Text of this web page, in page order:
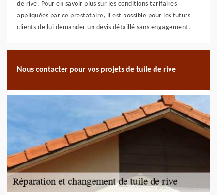
de rive. Pour en savoir plus sur les conditions tarifaires
appliquées par ce prestataire, il est possible pour les futurs
clients de lui demander un devis détaillé sans engagement.
Nous contacter pour vos projets de tuile de rive